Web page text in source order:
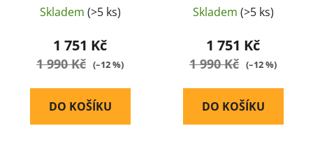
Skladem (>5 ks)
1 751 Kč
1 990 Kč (–12 %)
DO KOŠÍKU
Skladem (>5 ks)
1 751 Kč
1 990 Kč (–12 %)
DO KOŠÍKU